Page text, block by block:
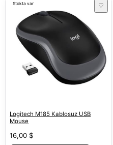
Stokta var ♡
Logitech M185 Kablosuz USB
Mouse
16,00 $